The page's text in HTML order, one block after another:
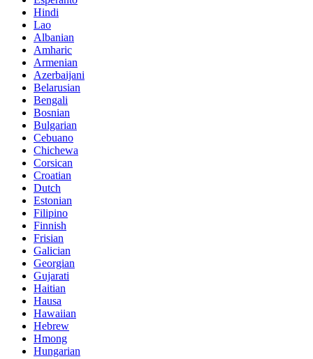
Hindi
Lao
Albanian
Amharic
Armenian
Azerbaijani
Belarusian
Bengali
Bosnian
Bulgarian
Cebuano
Chichewa
Corsican
Croatian
Dutch
Estonian
Filipino
Finnish
Frisian
Galician
Georgian
Gujarati
Haitian
Hausa
Hawaiian
Hebrew
Hmong
Hungarian